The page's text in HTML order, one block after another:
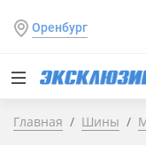
Оренбург
Главная Шины